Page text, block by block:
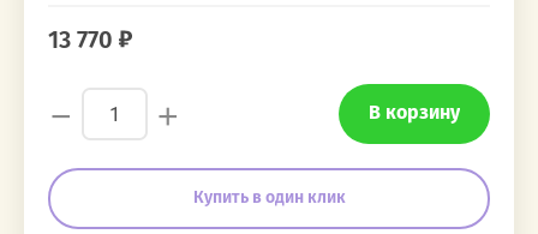
13 770
− + В корзину
Купить в один клик